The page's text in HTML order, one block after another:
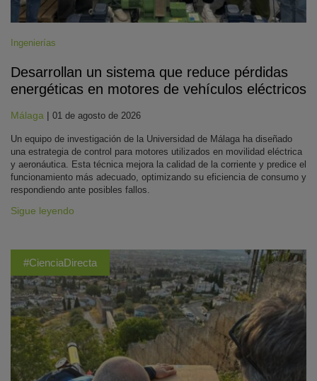
Ingenierías
Desarrollan un sistema que reduce pérdidas
energéticas en motores de vehículos eléctricos
Málaga | 01 de agosto de 2026
Un equipo de investigación de la Universidad de Málaga ha diseñado
una estrategia de control para motores utilizados en movilidad eléctrica
y aeronáutica. Esta técnica mejora la calidad de la corriente y predice el
funcionamiento más adecuado, optimizando su eficiencia de consumo y
respondiendo ante posibles fallos.
Sigue leyendo
#CienciaDirecta